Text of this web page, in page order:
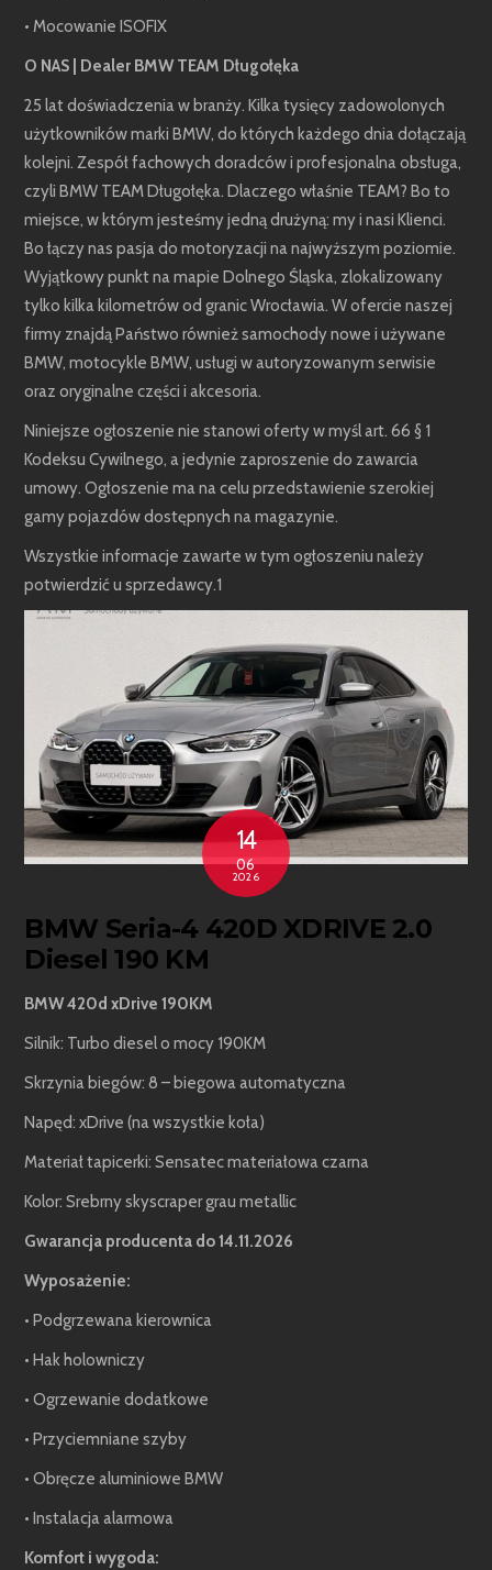
• Mocowanie ISOFIX
O NAS | Dealer BMW TEAM Długołęka
25 lat doświadczenia w branży. Kilka tysięcy zadowolonych
użytkowników marki BMW, do których każdego dnia dołączają
kolejni. Zespół fachowych doradców i profesjonalna obsługa,
czyli BMW TEAM Długołęka. Dlaczego właśnie TEAM? Bo to
miejsce, w którym jesteśmy jedną drużyną: my i nasi Klienci.
Bo łączy nas pasja do motoryzacji na najwyższym poziomie.
Wyjątkowy punkt na mapie Dolnego Śląska, zlokalizowany
tylko kilka kilometrów od granic Wrocławia. W ofercie naszej
firmy znajdą Państwo również samochody nowe i używane
BMW, motocykle BMW, usługi w autoryzowanym serwisie
oraz oryginalne części i akcesoria.
Niniejsze ogłoszenie nie stanowi oferty w myśl art. 66 § 1
Kodeksu Cywilnego, a jedynie zaproszenie do zawarcia
umowy. Ogłoszenie ma na celu przedstawienie szerokiej
gamy pojazdów dostępnych na magazynie.
Wszystkie informacje zawarte w tym ogłoszeniu należy
potwierdzić u sprzedawcy.1
14
06
2026
BMW Seria-4 420D XDRIVE 2.0
Diesel 190 KM
BMW 420d xDrive 190KM
Silnik: Turbo diesel o mocy 190KM
Skrzynia biegów: 8 – biegowa automatyczna
Napęd: xDrive (na wszystkie koła)
Materiał tapicerki: Sensatec materiałowa czarna
Kolor: Srebrny skyscraper grau metallic
Gwarancja producenta do 14.11.2026
Wyposażenie:
• Podgrzewana kierownica
• Hak holowniczy
• Ogrzewanie dodatkowe
• Przyciemniane szyby
• Obręcze aluminiowe BMW
• Instalacja alarmowa
Komfort i wygoda: